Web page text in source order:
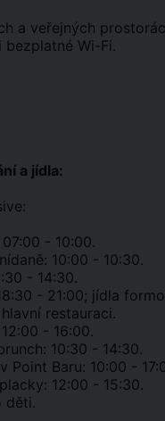
a veřejných
bezplatné Wi-Fi.
a jídla:
- 10:00.
10:00 - 10:30.
- 14:30.
- 21:00; jídla
restauraci.
- 16:00.
10:30 - 14:30.
Point Baru: 10:00 -
12:00 - 15:30.
děti.